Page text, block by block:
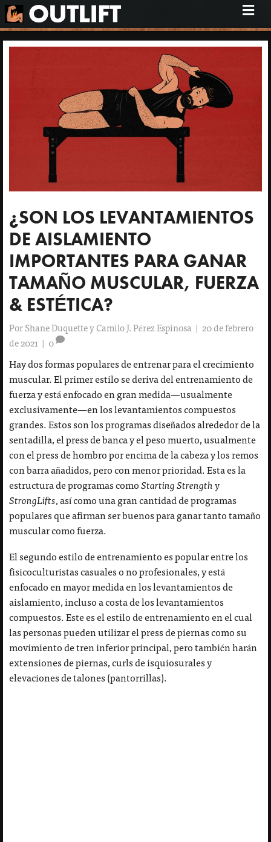
M
e
n
ú
¿SON LOS LEVANTAMIENTOS
DE AISLAMIENTO
IMPORTANTES PARA GANAR
TAMAÑO MUSCULAR, FUERZA
& ESTÉTICA?
PorShane Duquette y Camilo J. Pérez Espinosa | 20 de febrero
de 2021 | 0
Hay dos formas populares de entrenar para el crecimiento
muscular. El primer estilo se deriva del entrenamiento de
fuerza y está enfocado en gran medida—usualmente
exclusivamente—en los levantamientos compuestos
grandes. Estos son los programas diseñados alrededor de la
sentadilla, el press de banca y el peso muerto, usualmente
con el press de hombro por encima de la cabeza y los remos
con barra añadidos, pero con menor prioridad. Esta es la
estructura de programas comoStarting Strengthy
StrongLifts, así como una gran cantidad de programas
populares que afirman ser buenos para ganar tanto tamaño
muscular como fuerza.
El segundo estilo de entrenamiento es popular entre los
fisicoculturistas casuales o no profesionales, y está
enfocado en mayor medida en los levantamientos de
aislamiento, incluso a costa de los levantamientos
compuestos. Este es el estilo de entrenamiento en el cual
las personas pueden utilizar el press de piernas como su
movimiento de tren inferior principal, pero también harán
extensiones de piernas, curls de isquiosurales y
elevaciones de talones (pantorrillas).